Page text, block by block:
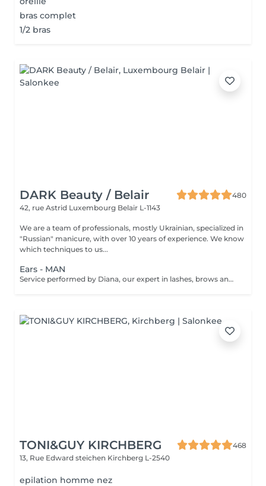
bras complet
1/2 bras
DARK Beauty / Belair
480
42, rue Astrid Luxembourg Belair L-1143
We are a team of professionals, mostly Ukrainian, specialized in
"Russian" manicure, with over 10 years of experience. We know
which techniques to us...
Ears - MAN
Service performed by Diana, our expert in lashes, brows and hair removal, with over 10 years of experience, ensuring precision and high-quality results.
TONI&GUY KIRCHBERG
468
13, Rue Edward steichen Kirchberg L-2540
epilation homme nez